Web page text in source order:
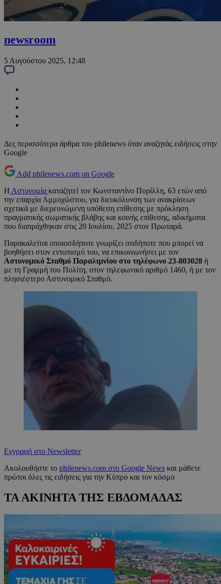
newsroom
5 Αυγούστου 2025, 12:48
Δες περισσότερα άρθρα του philenews όταν αναζητάς ειδήσεις στην
Google
Add philenews.com on Google
Η Αστυνομία καταζητεί τον Κωνσταντίνο Πυρίλλη, 63 ετών από
την επαρχία Αμμοχώστου, για διευκόλυνση των ανακρίσεων
σχετικά με διερευνώμενη υπόθεση επίθεσης με πρόκληση
πραγματικής σωματικής βλάβης και κοινής επίθεσης, αδικήματα
που διαπράχθηκαν στις 20 Ιουλίου, 2025 στον Πρωταρά.
Παρακαλείται οποιοσδήποτε γνωρίζει οτιδήποτε που μπορεί να
βοηθήσει στον εντοπισμό του, να επικοινωνήσει με τον
Αστυνομικό Σταθμό Παραλιμνίου στο τηλέφωνο 23-803028 ή
με τη Γραμμή του Πολίτη, στον τηλεφωνικό αριθμό 1460, ή με τον
πλησιέστερο Αστυνομικό Σταθμό.
Εγγραφή στο Newsletter
Ακολουθήστε το philenews.com στο Google News και μάθετε
πρώτοι όλες τις ειδήσεις για την Κύπρο και τον κόσμο
ΤΑ ΑΚΙΝΗΤΑ ΤΗΣ ΕΒΔΟΜΑΔΑΣ